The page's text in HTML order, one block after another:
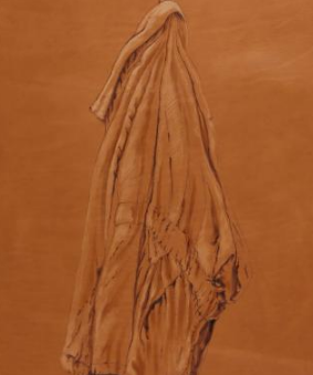
FILODIRITTO REDAZIONE COMITATO
CODICI